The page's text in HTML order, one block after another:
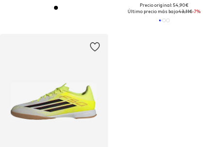
Precio original: 54,90€
Último precio más bajo:43,11€-7%